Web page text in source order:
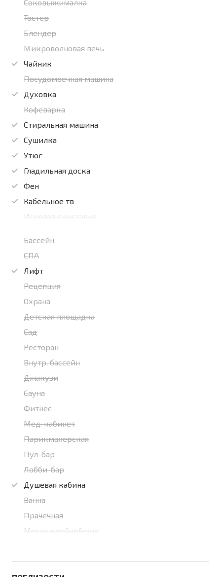
Соковыжималка
Тостер
Блендер
Микроволновая печь
Чайник
Посудомоечная машина
Духовка
Кофеварка
Стиральная машина
Сушилка
Утюг
Гладильная доска
Фен
Кабельное тв
Игровая приставка
Бассейн
СПА
Лифт
Рецепция
Охрана
Детская площадка
Сад
Ресторан
Внутр. бассейн
Джакузи
Сауна
Фитнес
Мед. кабинет
Парикмахерская
Пул-бар
Лобби-бар
Душевая кабина
Ванна
Прачечная
Место для барбекю